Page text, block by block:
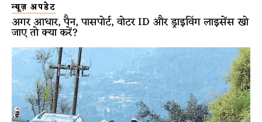
न्यूज़ अपडेट
अगर आधार, पैन, पासपोर्ट, वोटर ID और ड्राइविंग लाइसेंस खो
जाए तो क्या करें?